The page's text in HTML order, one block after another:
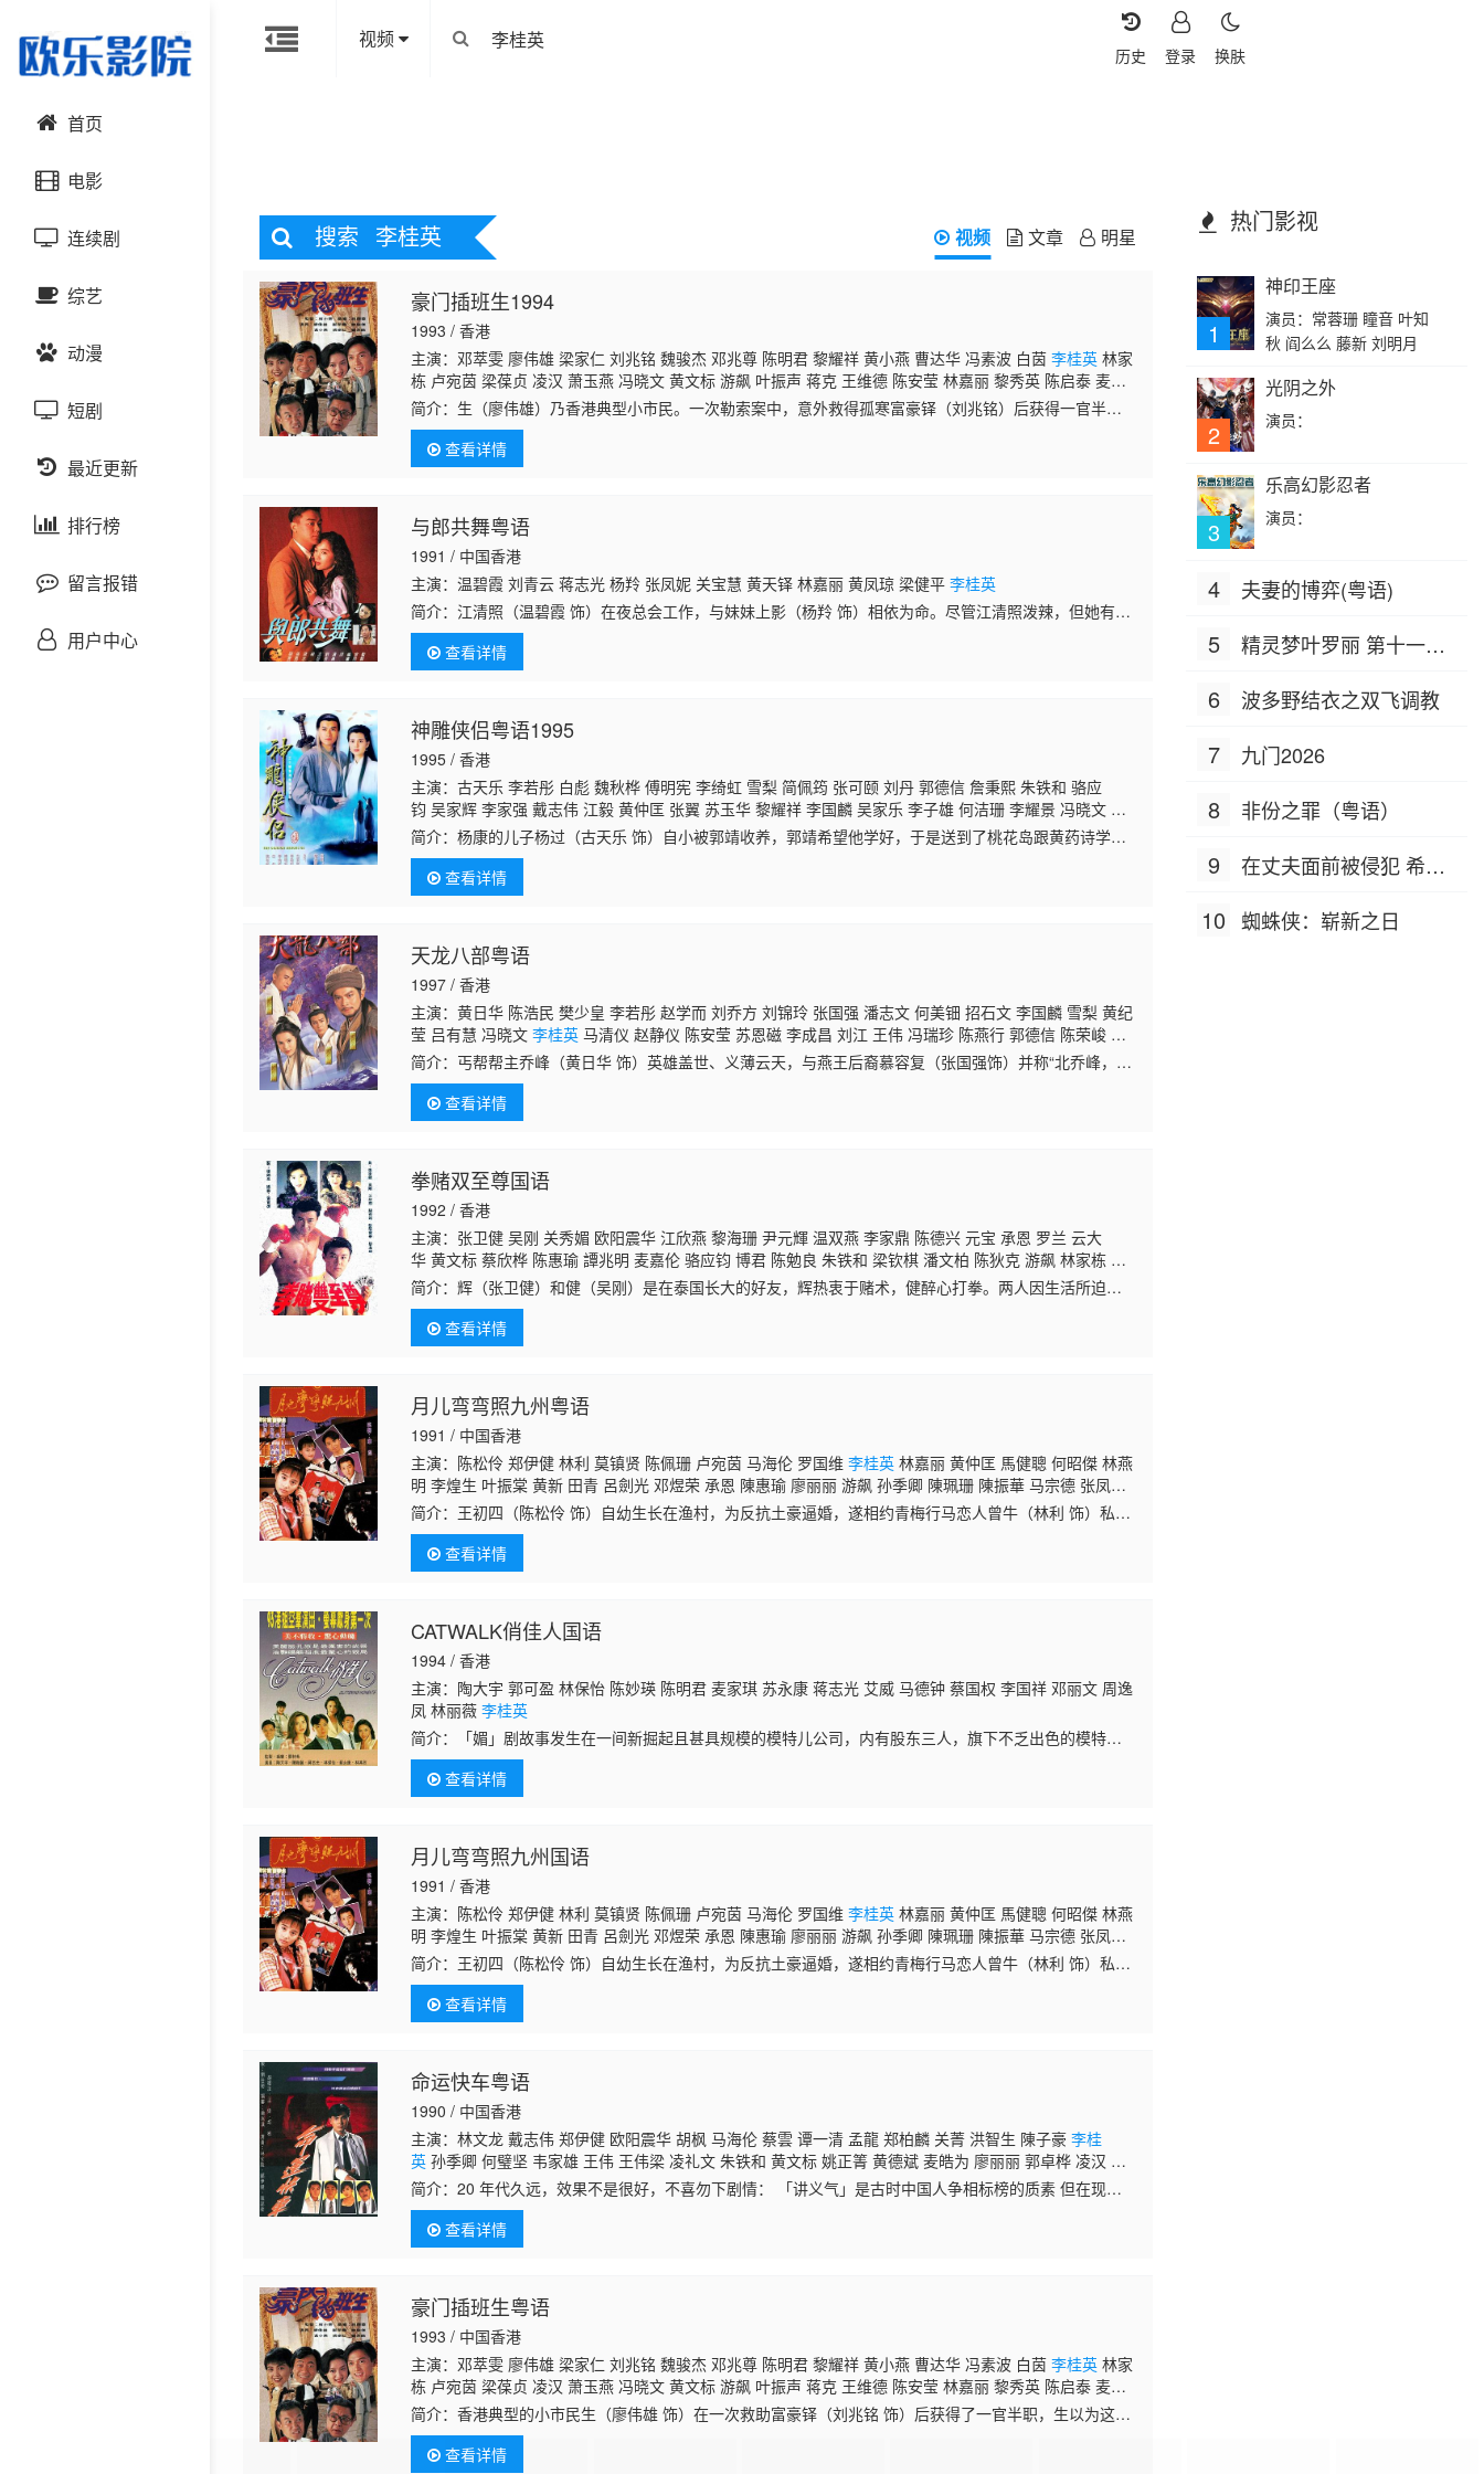
视频
换肤
登录
历史
首页
电影
动作片
喜剧片
爱情片
科幻片
恐怖片
剧情片
战争片
悬疑片
连续剧
国产剧
港台剧
日韩剧
欧美剧
泰国剧
综艺
大陆综艺
日韩综艺
港台综艺
欧美综艺
动漫
国产动漫
日韩动漫
欧美动漫
短剧
最近更新
排行榜
留言报错
用户中心
搜索 李桂英 视频 文章 明星
豪门插班生1994
1993 / 香港
主演：邓萃雯 廖伟雄 梁家仁 刘兆铭 魏骏杰 邓兆尊 陈明君 黎耀祥 黄小燕 曹达华 冯素波 白茵李桂英 林家
栋 卢宛茵 梁葆贞 凌汉 萧玉燕 冯晓文 黄文标 游飙 叶振声 蒋克 王维德 陈安莹 林嘉丽 黎秀英 陈启泰 麦嘉
伦 何浩源 曾洁云 麦皓为 许实贤 张英才 林佩君 梁健平 曾慧云 戴少民 郭卓桦 黄天铎 黃瑋琳 陈燕航 邓汝
超 谭一清 陈中坚 黄仲匡
简介： 生（廖伟雄）乃香港典型小市民。一次勒索案中，意外救得孤寒富豪铎（刘兆铭）后获得一官半
职。生满以为从此平步青云，可攀附绅仕名流。可是，生既得不到铎之提携，更处处受铎之敌威（刘兆
铭）针对。另一方面，生
查看详情
与郎共舞粤语
1991 / 中国香港
主演：温碧霞 刘青云 蒋志光 杨羚 张凤妮 关宝慧 黄天铎 林嘉丽 黄凤琼 梁健平李桂英
简介：江清照（温碧霞 饰）在夜总会工作，与妹妹上影（杨羚 饰）相依为命。尽管江清照泼辣，但她有一
颗善良的心，乐于助人，因此受到周围人的喜爱。一天，程彦南（刘青云 饰），一个古板木讷的年轻建筑
师成为江清照
查看详情
神雕侠侣粤语1995
1995 / 香港
主演：古天乐 李若彤 白彪 魏秋桦 傅明宪 李绮虹 雪梨 简佩筠 张可颐 刘丹 郭德信 詹秉熙 朱铁和 骆应
钧 吴家辉 李家强 戴志伟 江毅 黄仲匡 张翼 苏玉华 黎耀祥 李国麟 吴家乐 李子雄 何洁珊 李耀景 冯晓文 刘
江 李丽丽 陈启泰 蔡云霞李桂英 黄智贤 温文英 刘家辉 冯素波 廖骏雄 李子奇 关菁 张鸿昌 罗兰 张延 黎汉
持 马海伦 蔡国庆 鲁振顺 焦雄 麦子云 陈狄克 廖丽丽 陈安莹 虞天伟 博君 游飙 吕剑光 孙季卿 区岳 罗君
左 戴少民 邓汝超 伍文生 汤俊明 张宏伟 薛纯基 何金灵 简文达
简介：杨康的儿子杨过（古天乐 饰）自小被郭靖收养，郭靖希望他学好，于是送到了桃花岛跟黄药诗学
习。杨过在桃花岛上整日被郭芙和大、小武欺负，一气之下独自出走了。杨过被古墓派的小龙女（李若彤
饰）收留，认她作
查看详情
天龙八部粤语
1997 / 香港
主演：黄日华 陈浩民 樊少皇 李若彤 赵学而 刘乔方 刘锦玲 张国强 潘志文 何美钿 招石文 李国麟 雪梨 黄纪
莹 吕有慧 冯晓文李桂英 马清仪 赵静仪 陈安莹 苏恩磁 李成昌 刘江 王伟 冯瑞珍 陈燕行 郭德信 陈荣峻 江
汉 温双燕 李鸿杰 骆应钧 廖骏雄 麦子云 邵卓尧 麦长青 梁健平 梁钦棋 陈狄克 罗君左 余慕莲 李龙基 刘
丹 蔡国庆 陈中坚 凌汉 区岳 何图英 黄新 李耀景 曹济 梁少秋 邱万城 郑家生 孙季卿 吕剑光 石云 曾健明 何
璧坚 龙志成 李海生 罗国维 艾威 鲍方 薛纯基 郭卓桦 沈宝思
简介： 丐帮帮主乔峰（黄日华 饰）英雄盖世、义薄云天，与燕王后裔慕容复（张国强饰）并称“北乔峰，南
慕容”。时值江湖上突发多起命案，乔峰在帮助慕容复洗刷嫌疑的同时，却不想被丐帮的阴谋党揭发了自己
的身世之谜，
查看详情
拳赌双至尊国语
1992 / 香港
主演：张卫健 吴刚 关秀媚 欧阳震华 江欣燕 黎海珊 尹元輝 温双燕 李家鼎 陈德兴 元宝 承恩 罗兰 云大
华 黄文标 蔡欣桦 陈惠瑜 譚兆明 麦嘉伦 骆应钧 博君 陈勉良 朱铁和 梁钦棋 潘文柏 陈狄克 游飙 林家栋 麦
天恩 陈有后 何璧坚 凌汉 郑家生 罗莽 谭一清 郭卓桦 陈明君 何礼男 李炜祺 黄天铎 余慕莲 王伟梁 黄新 焦
雄 郑雷李桂英陈中坚 祝文君 虞天伟 戴少民 梁健平
简介：辉（张卫健）和健（吴刚）是在泰国长大的好友，辉热衷于赌术，健醉心打拳。两人因生活所迫，
逃至香港，途中结识少女芳（关秀媚），芳对辉产生情愫。三人寄居健的姨妈家，表妹对健一见倾心。辉
在赌王张啸天赌场做
查看详情
月儿弯弯照九州粤语
1991 / 中国香港
主演：陈松伶 郑伊健 林利 莫镇贤 陈佩珊 卢宛茵 马海伦 罗国维李桂英 林嘉丽 黄仲匡 馬健聰 何昭傑 林燕
明 李煌生 叶振棠 黄新 田青 呂劍光 邓煜荣 承恩 陳惠瑜 廖丽丽 游飙 孙季卿 陳珮珊 陳振華 马宗德 张凤
妮 梁爱 曾慧云 林尚武 郭卓桦 王维德 林家栋 王伟梁 罗君左 邓汝超 凌汉 曾健明 艾威 罗兰 陈有后 简而
清 鲍方 梁舜燕 张英才 谭炳文 江毅 蔡雲 方傑 何璧坚 谭一清 梁健平 郭德信 陈中坚 黄德斌
简介： 王初四（陈松伶 饰）自幼生长在渔村，为反抗土豪逼婚，遂相约青梅行马恋人曾牛（林利 饰）私
奔，不料中途发生变故，初四误以为牛已罹难，只好只身来到上海谋生。期间，幸得卖糖女郎李小翠（陈
佩珊 饰）收容，
查看详情
CATWALK俏佳人国语
1994 / 香港
主演：陶大宇 郭可盈 林保怡 陈妙瑛 陈明君 麦家琪 苏永康 蒋志光 艾威 马德钟 蔡国权 李国祥 邓丽文 周逸
凤 林丽薇李桂英
简介：
「媚」剧故事发生在一间新掘起且甚具规模的模特儿公司，内有股东三人，旗下不乏出色的模特
儿。其中一人TERESA(麦家琪饰)出身大富之家，在一次时装表演完毕后，汽车遭一神秘人装置炸弹後爆
炸，虽然男逃过
查看详情
月儿弯弯照九州国语
1991 / 香港
主演：陈松伶 郑伊健 林利 莫镇贤 陈佩珊 卢宛茵 马海伦 罗国维李桂英 林嘉丽 黄仲匡 馬健聰 何昭傑 林燕
明 李煌生 叶振棠 黄新 田青 呂劍光 邓煜荣 承恩 陳惠瑜 廖丽丽 游飙 孙季卿 陳珮珊 陳振華 马宗德 张凤
妮 梁爱 曾慧云 林尚武 郭卓桦 王维德 林家栋 王伟梁 罗君左 邓汝超 凌汉 曾健明 艾威 罗兰 陈有后 简而
清 鲍方 梁舜燕 张英才 谭炳文 江毅 蔡雲 方傑 何璧坚 谭一清 梁健平 郭德信 陈中坚 黄德斌
简介： 王初四（陈松伶 饰）自幼生长在渔村，为反抗土豪逼婚，遂相约青梅行马恋人曾牛（林利 饰）私
奔，不料中途发生变故，初四误以为牛已罹难，只好只身来到上海谋生。期间，幸得卖糖女郎李小翠（陈
佩珊 饰）收容，
查看详情
命运快车粤语
1990 / 中国香港
主演：林文龙 戴志伟 郑伊健 欧阳震华 胡枫 马海伦 蔡雲 谭一清 孟龍 郑柏麟 关菁 洪智生 陳子豪李桂
英 孙季卿 何璧坚 韦家雄 王伟 王伟梁 凌礼文 朱铁和 黄文标 姚正箐 黄德斌 麦皓为 廖丽丽 郭卓桦 凌汉 麦
子云 陈勉良 梁健平 邓汝超 曾耀明 冯瑞珍 吴启明 林家栋 莫燕嫦
简介：20 年代久远，效果不是很好，不喜勿下剧情： 「讲义气」是古时中国人争相标榜的质素 但在现代
金钱挂帅的商业社会中 却被贱视为一种愚昧的行径 二十集时装剧「命运快车」中徐家其这个角色的塑造 也
许多少查看详情
豪门插班生粤语
1993 / 中国香港
主演：邓萃雯 廖伟雄 梁家仁 刘兆铭 魏骏杰 邓兆尊 陈明君 黎耀祥 黄小燕 曹达华 冯素波 白茵李桂英 林家
栋 卢宛茵 梁葆贞 凌汉 萧玉燕 冯晓文 黄文标 游飙 叶振声 蒋克 王维德 陈安莹 林嘉丽 黎秀英 陈启泰 麦嘉
伦 何浩源 曾洁云 麦皓为 许实贤 张英才 林佩君 梁健平 曾慧云 戴少民 郭卓桦 黄天铎 黃瑋琳 陈燕航 邓汝
超 谭一清 陈中坚 黄仲匡
简介：香港典型的小市民生（廖伟雄 饰）在一次救助富豪铎（刘兆铭 饰）后获得了一官半职，生以为这将
是他平步青云、攀附名流的开始。然而，他并没有得到铎的支持，反而成为了铎的敌威针对的对象。 同
时，生的好友
查看详情
热门影视
1
神印王座
演员：常蓉珊 瞳音 叶知
秋 阎么么 藤新 刘明月
2
光阴之外
演员：
3
乐高幻影忍者
演员：
4 夫妻的博弈(粤语)
5
精灵梦叶罗丽 第十一季
6 波多野结衣之双飞调教
7 九门2026
8 非份之罪（粤语）
9
在丈夫面前被侵犯 希岛
10 蜘蛛侠：崭新之日